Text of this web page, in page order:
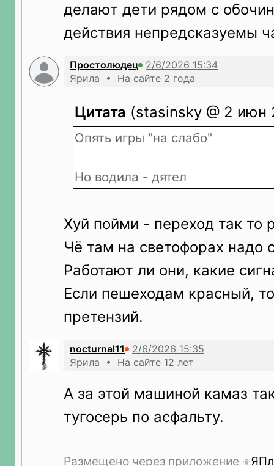
делают дети рядом с
действия непредсказуемы
Простолюдец
Ярила • На сайте 2 года
Цитата (stasinsky @ 2 июн
Опять игры "на слабо"
Но водила - дятел
Хуй пойми - переход так то
Чё там на светофорах надо
Работают ли они, какие
Если пешеходам красный,
претензий.
nocturnal11
Ярила • На сайте 12 лет
А за этой машиной камаз
тугосерь по асфальту.
Размещено через приложение